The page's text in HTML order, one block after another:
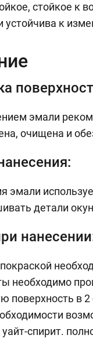
стойкое к
к
эмали
очищена и
эмали
детали
необходимо
поверхность в
уайт-спирит.